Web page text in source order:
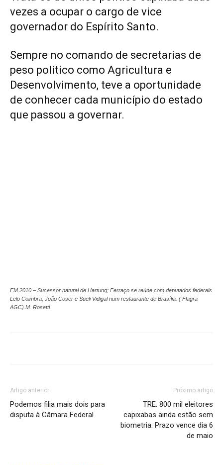
vezes a ocupar o cargo de vice
governador do Espírito Santo.
Sempre no comando de secretarias de
peso político como Agricultura e
Desenvolvimento, teve a oportunidade
de conhecer cada município do estado
que passou a governar.
EM 2010 – Sucessor natural de Hartung; Ferraço se reúne com deputados federais
Lelo Coimbra, João Coser e Sueli Vidigal num restaurante de Brasília. ( Flagra
AGC).M. Rosetti
Artigo anterior
Podemos filia mais dois para
disputa à Câmara Federal
Próximo artigo
TRE: 800 mil eleitores
capixabas ainda estão sem
biometria: Prazo vence dia 6
de maio